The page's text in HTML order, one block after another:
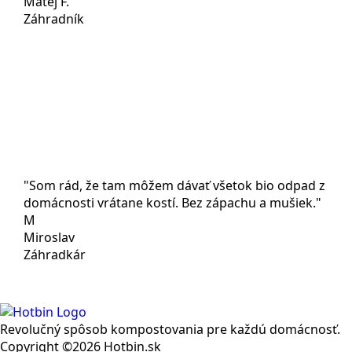
Záhradník
"Som rád, že tam môžem dávať všetok bio odpad z
domácnosti vrátane kostí. Bez zápachu a mušiek."
M
Miroslav
Záhradkár
Revolučný spôsob kompostovania pre každú domácnosť.
Copyright ©2026 Hotbin.sk